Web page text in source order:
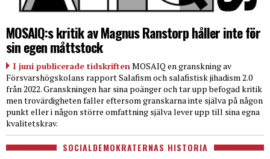
MOSAIQ:s kritik av Magnus Ranstorp håller inte för
sin egen måttstock
I juni publicerade tidskriftenMOSAIQ en granskning av
Försvarshögskolans rapport Salafism och salafistisk jihadism 2.0
från 2022. Granskningen har sina poänger och tar upp befogad kritik
men trovärdigheten faller eftersom granskarna inte själva på någon
punkt eller i någon större omfattning själva lever upp till sina egna
kvalitetskrav.
SOCIALDEMOKRATERNAS HISTORIA